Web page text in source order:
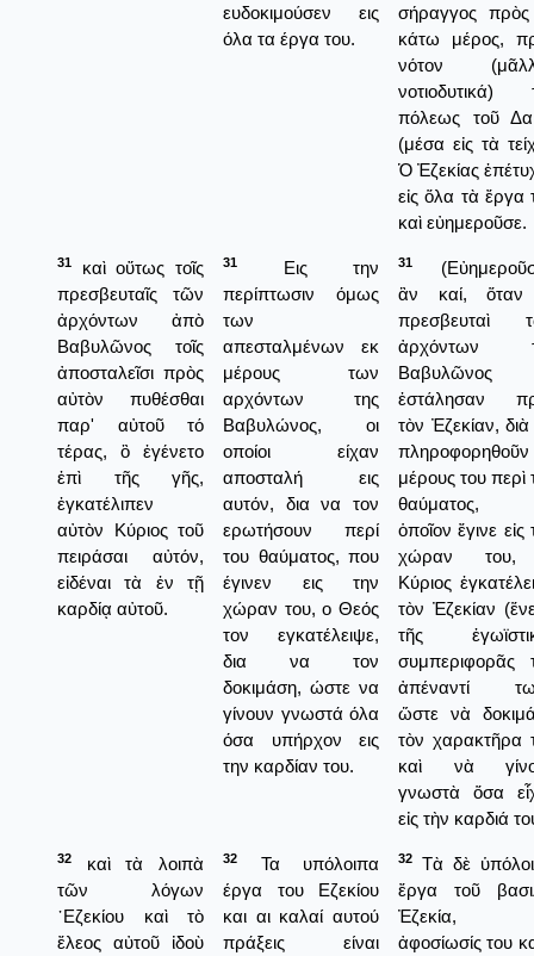
ευδοκιμούσεν εις
όλα τα έργα του.
σήραγγος πρὸς
κάτω μέρος,
νότον
νοτιοδυτικά)
πόλεως τοῦ
(μέσα εἰς τὰ
Ὁ Ἐζεκίας
εἰς ὅλα τὰ ἔργα
καὶ εὐημεροῦσε.
31
καὶ οὕτως τοῖς
πρεσβευταῖς τῶν
ἀρχόντων ἀπὸ
Βαβυλῶνος τοῖς
ἀποσταλεῖσι πρὸς
αὐτὸν πυθέσθαι
παρ' αὐτοῦ τό
τέρας, ὃ ἐγένετο
ἐπὶ τῆς γῆς,
ἐγκατέλιπεν
αὐτὸν Κύριος τοῦ
πειράσαι αὐτόν,
εἰδέναι τὰ ἐν τῇ
καρδίᾳ αὐτοῦ.
31
Εις την
περίπτωσιν όμως
των
απεσταλμένων εκ
μέρους των
αρχόντων της
Βαβυλώνος, οι
οποίοι είχαν
αποσταλή εις
αυτόν, δια να τον
ερωτήσουν περί
του θαύματος, που
έγινεν εις την
χώραν του, ο Θεός
τον εγκατέλειψε,
δια να τον
δοκιμάση, ώστε να
γίνουν γνωστά όλα
όσα υπήρχον εις
την καρδίαν του.
31
ἂν καί, ὅταν
πρεσβευταὶ
ἀρχόντων
Βαβυλῶνος
ἐστάλησαν
τὸν Ἐζεκίαν,
μέρους του περὶ
θαύματος,
ὁποῖον ἔγινε εἰς
χώραν
Κύριος
τὸν Ἐζεκίαν
τῆς
συμπεριφορᾶς
ἀπέναντί
ὥστε νὰ
τὸν χαρακτῆρα
καὶ νὰ
γνωστὰ ὅσα
εἰς τὴν καρδιά
32
καὶ τὰ λοιπὰ
τῶν λόγων
᾿Εζεκίου καὶ τὸ
ἔλεος αὐτοῦ ἰδοὺ
32
Τα υπόλοιπα
έργα του Εζεκίου
και αι καλαί αυτού
πράξεις είναι
32
Τὰ δὲ
ἔργα τοῦ
Ἐζεκία,
ἀφοσίωσίς του